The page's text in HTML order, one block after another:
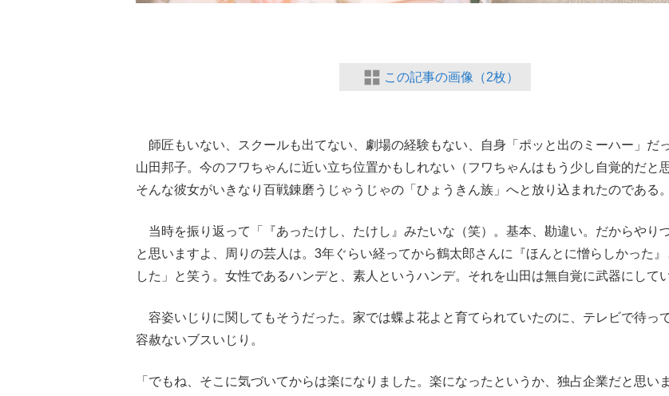
この記事の画像（2枚）
師匠もいない、スクールも出てない、劇場の経験もない、自身「ポッと出のミーハー」だ
山田邦子。今のフワちゃんに近い立ち位置かもしれない（フワちゃんはもう少し自覚的だと
そんな彼女がいきなり百戦錬磨うじゃうじゃの「ひょうきん族」へと放り込まれたのである。
当時を振り返って「『あったけし、たけし』みたいな（笑）。基本、勘違い。だからやり
と思いますよ、周りの芸人は。3年ぐらい経ってから鶴太郎さんに『ほんとに憎らしかった』
した」と笑う。女性であるハンデと、素人というハンデ。それを山田は無自覚に武器にしてい
容姿いじりに関してもそうだった。家では蝶よ花よと育てられていたのに、テレビで待っ
容赦ないブスいじり。
「でもね、そこに気づいてからは楽になりました。楽になったというか、独占企業だと思い